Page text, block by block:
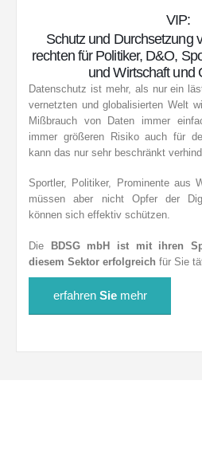
VIP:
Schutz und Durchsetzung
rechten für Politiker, D&O,
und Wirtschaft und
Datenschutz ist mehr, als nur ein
vernetzten und globalisierten Welt
Mißbrauch von Daten immer
immer größeren Risiko auch für
kann das nur sehr beschränkt
Sportler, Politiker, Prominente aus
müssen aber nicht Opfer der
können sich effektiv schützen.
Die
BDSG mbH ist mit ihren
diesem Sektor erfolgreich für Sie
erfahren Siemehr